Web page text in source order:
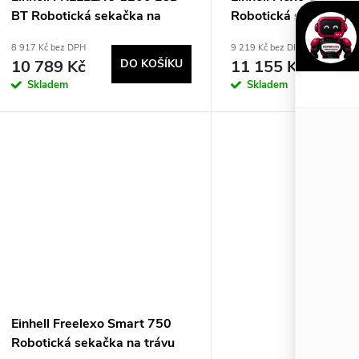
BT Robotická sekačka na
8 917 Kč bez DPH
10 789 Kč
Skladem
DO KOŠÍKU
Robotická sekačka na
Baterie Černá,
Stříbrná
9 219 Kč bez DPH
11 155 Kč
Skladem
DO
Einhell Freelexo Smart 750
Robotická sekačka na trávu